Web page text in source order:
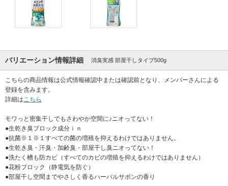
バリエーション情報詳細 消臭実感 部屋干しタイプ500g
こちらの商品情報は公式情報確認中または確認前となり、メンバーさんによる
登録を含みます。
詳細はこちら
モワっと密集干しでもさわやか空間に♪ニオってない！
●生乾き臭ブロック成分ｉｎ
●抗菌※１※１すべての菌の増殖を抑えるわけではありません。
●生乾き臭・汗臭・加齢臭・部屋干し臭ニオってない！
●洗たく槽も防カビ（すべてのカビの増殖を抑えるわけではありません）
●花粉ブロック（静電気を防ぐ）
●部屋干し空間までやさしく香るハーバルサボンの香り